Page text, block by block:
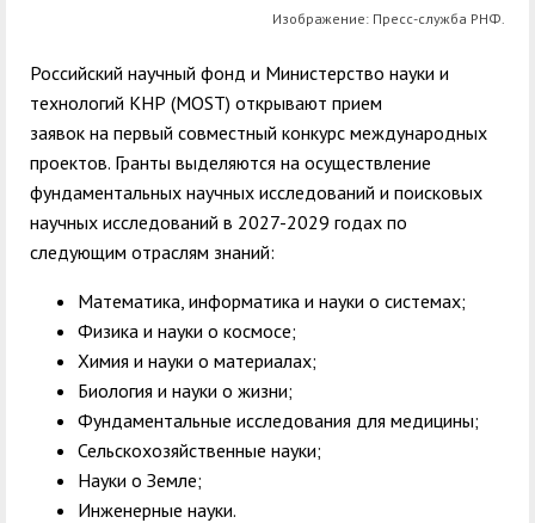
Изображение: Пресс-служба РНФ.
Российский научный фонд и Министерство науки и
технологий КНР (MOST) открывают прием
заявок на первый совместный конкурс международных
проектов. Гранты выделяются на осуществление
фундаментальных научных исследований и поисковых
научных исследований в 2027-2029 годах по
следующим отраслям знаний:
Математика, информатика и науки о системах;
Физика и науки о космосе;
Химия и науки о материалах;
Биология и науки о жизни;
Фундаментальные исследования для медицины;
Сельскохозяйственные науки;
Науки о Земле;
Инженерные науки.